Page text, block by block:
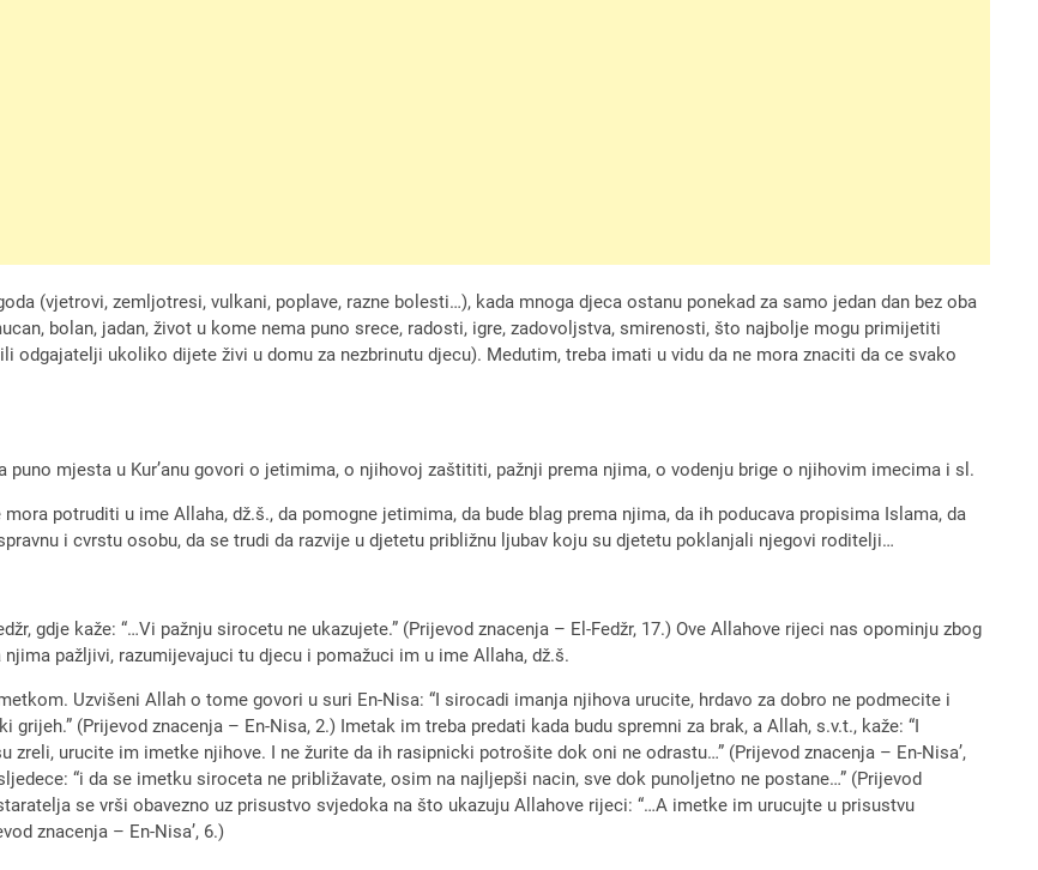
(vjetrovi, zemljotresi, vulkani, poplave, razne bolesti…), kada mnoga djeca ostanu ponekad za samo jedan dan bez oba
bolan, jadan, život u kome nema puno srece, radosti, igre, zadovoljstva, smirenosti, što najbolje mogu primijetiti
ukoliko dijete živi u domu za nezbrinutu djecu). Medutim, treba imati u vidu da ne mora znaciti da ce svako
mjesta u Kur’anu govori o jetimima, o njihovoj zaštititi, pažnji prema njima, o vodenju brige o njihovim imecima i sl.
potruditi u ime Allaha, dž.š., da pomogne jetimima, da bude blag prema njima, da ih poducava propisima Islama, da
i cvrstu osobu, da se trudi da razvije u djetetu približnu ljubav koju su djetetu poklanjali njegovi roditelji…
gdje kaže: “…Vi pažnju sirocetu ne ukazujete.” (Prijevod znacenja – El-Fedžr, 17.) Ove Allahove rijeci nas opominju zbog
pažljivi, razumijevajuci tu djecu i pomažuci im u ime Allaha, dž.š.
Uzvišeni Allah o tome govori u suri En-Nisa: “I sirocadi imanja njihova urucite, hrdavo za dobro ne podmecite i
(Prijevod znacenja – En-Nisa, 2.) Imetak im treba predati kada budu spremni za brak, a Allah, s.v.t., kaže: “I
urucite im imetke njihove. I ne žurite da ih rasipnicki potrošite dok oni ne odrastu…” (Prijevod znacenja – En-Nisa’,
“i da se imetku siroceta ne približavate, osim na najljepši nacin, sve dok punoljetno ne postane…” (Prijevod
se vrši obavezno uz prisustvo svjedoka na što ukazuju Allahove rijeci: “…A imetke im urucujte u prisustvu
znacenja – En-Nisa’, 6.)